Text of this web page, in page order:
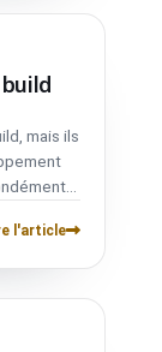
et à
mais ils
et
l'article